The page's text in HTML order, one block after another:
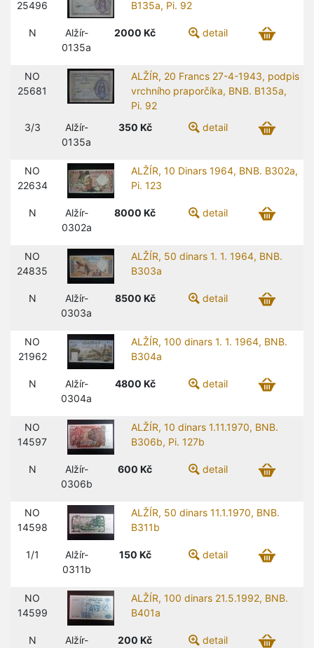
25496 B135a, Pi. 92
N
Alžír-
0135a
2000 Kč detail
NO
25681
ALŽÍR, 20 Francs 27-4-1943, podpis
vrchního praporčíka, BNB. B135a,
Pi. 92
3/3
Alžír-
0135a
350 Kč detail
NO
22634
ALŽÍR, 10 Dinars 1964, BNB. B302a,
Pi. 123
N
Alžír-
0302a
8000 Kč detail
NO
24835
ALŽÍR, 50 dinars 1. 1. 1964, BNB.
B303a
N
Alžír-
0303a
8500 Kč detail
NO
21962
ALŽÍR, 100 dinars 1. 1. 1964, BNB.
B304a
N
Alžír-
0304a
4800 Kč detail
NO
14597
ALŽÍR, 10 dinars 1.11.1970, BNB.
B306b, Pi. 127b
N
Alžír-
0306b
600 Kč detail
NO
14598
ALŽÍR, 50 dinars 11.1.1970, BNB.
B311b
1/1
Alžír-
0311b
150 Kč detail
NO
14599
ALŽÍR, 100 dinars 21.5.1992, BNB.
B401a
N
Alžír-
200 Kč detail